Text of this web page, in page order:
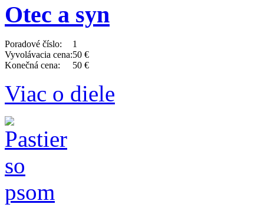
Otec a syn
Poradové číslo:
1
Vyvolávacia cena:50 €
Konečná cena:
50 €
Viac o diele